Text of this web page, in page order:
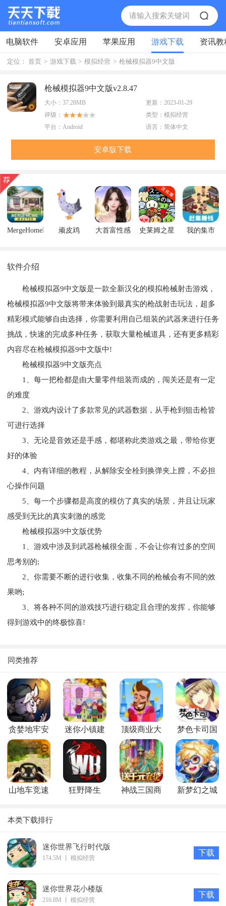
电脑软件 安卓应用 苹果应用 游戏下载 资讯教
定位： 首页 > 游戏下载 > 模拟经营 > 枪械模拟器9中文版
枪械模拟器9中文版v2.8.47
大小： 37.28MB 更新： 2023-01-29
评级：
类型： 模拟经营
平台： Android 语言： 简体中文
安卓版下载
MergeHomeMaster顽皮鸡
大首富性感
史莱姆之星
我的集市
软件介绍
枪械模拟器9中文版是一款全新汉化的模拟枪械射击游戏，
枪械模拟器9中文版将带来体验到最真实的枪战射击玩法，超多
精彩模式能够自由选择，你需要利用自己组装的武器来进行任务
挑战，快速的完成多种任务，获取大量枪械道具，还有更多精彩
内容尽在枪械模拟器9中文版中!
枪械模拟器9中文版亮点
1、每一把枪都是由大量零件组装而成的，闯关还是有一定
的难度
2、游戏内设计了多款常见的武器数据，从手枪到狙击枪皆
可进行选择
3、无论是音效还是手感，都堪称此类游戏之最，带给你更
好的体验
4、内有详细的教程，从解除安全栓到换弹夹上膛，不必担
心操作问题
5、每一个步骤都是高度的模仿了真实的场景，并且让玩家
感受到无比的真实刺激的感觉
枪械模拟器9中文版优势
1、游戏中涉及到武器枪械很全面，不会让你有过多的空间
思考别的;
2、你需要不断的进行收集，收集不同的枪械会有不同的效
果哟;
3、将各种不同的游戏技巧进行稳定且合理的发挥，你能够
得到游戏中的终极惊喜!
同类推荐
贪婪地牢安
卓版
迷你小镇建
城堡
顶级商业大
亨
梦色卡司国
服
山地车竞速 狂野降生
神战三国商
新梦幻之城
本类下载排行
迷你世界飞行时代版
174.5M 模拟经营
下载
迷你世界花小楼版
216.8M 模拟经营
下载